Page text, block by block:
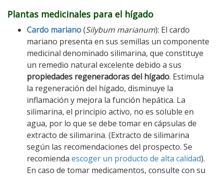
Plantas medicinales para el hígado
Cardo mariano(Silybum marianum): El cardo
mariano presenta en sus semillas un componente
medicinal denominado silimarina, que constituye
un remedio natural excelente debido a sus
propiedades regeneradoras del hígado. Estimula
la regeneración del hígado, disminuye la
inflamación y mejora la función hepática. La
silimarina, el principio activo, no es soluble en
agua, por lo que se debe tomar en cápsulas de
extracto de silimarina. (Extracto de silimarina
según las recomendaciones del prospecto. Se
recomienda escoger un producto de alta calidad).
En caso de tomar medicamentos, consulte con su